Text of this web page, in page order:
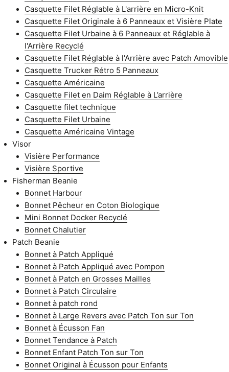
Casquette Filet Réglable à L'arrière en Micro-Knit
Casquette Filet Originale à 6 Panneaux et Visière Plate
Casquette Filet Urbaine à 6 Panneaux et Réglable à
l'Arrière Recyclé
Casquette Filet Réglable à l'Arrière avec Patch Amovible
Casquette Trucker Rétro 5 Panneaux
Casquette Américaine
Casquette Filet en Daim Réglable à L’arrière
Casquette filet technique
Casquette Filet Urbaine
Casquette Américaine Vintage
Visor
Visière Performance
Visière Sportive
Fisherman Beanie
Bonnet Harbour
Bonnet Pêcheur en Coton Biologique
Mini Bonnet Docker Recyclé
Bonnet Chalutier
Patch Beanie
Bonnet à Patch Appliqué
Bonnet à Patch Appliqué avec Pompon
Bonnet à Patch en Grosses Mailles
Bonnet à Patch Circulaire
Bonnet à patch rond
Bonnet à Large Revers avec Patch Ton sur Ton
Bonnet à Écusson Fan
Bonnet Tendance à Patch
Bonnet Enfant Patch Ton sur Ton
Bonnet Original à Écusson pour Enfants